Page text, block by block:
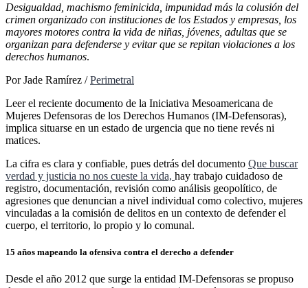
Desigualdad, machismo feminicida, impunidad más la colusión del
crimen organizado con instituciones de los Estados y empresas, los
mayores motores contra la vida de niñas, jóvenes, adultas que se
organizan para defenderse y evitar que se repitan violaciones a los
derechos humanos.
Por Jade Ramírez /Perimetral
Leer el reciente documento de la Iniciativa Mesoamericana de
Mujeres Defensoras de los Derechos Humanos (IM-Defensoras),
implica situarse en un estado de urgencia que no tiene revés ni
matices.
La cifra es clara y confiable, pues detrás del documento Que buscar
verdad y justicia no nos cueste la vida, hay trabajo cuidadoso de
registro, documentación, revisión como análisis geopolítico, de
agresiones que denuncian a nivel individual como colectivo, mujeres
vinculadas a la comisión de delitos en un contexto de defender el
cuerpo, el territorio, lo propio y lo comunal.
15 años mapeando la ofensiva contra el derecho a defender
Desde el año 2012 que surge la entidad IM-Defensoras se propuso